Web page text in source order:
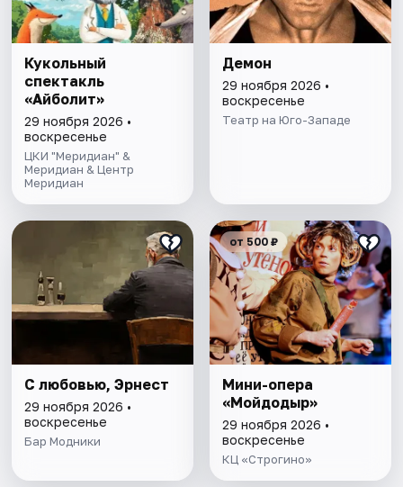
Кукольный
спектакль
«Айболит»
29 ноября 2026 •
воскресенье
ЦКИ "Меридиан" &
Меридиан & Центр
Меридиан
Демон
29 ноября 2026 •
воскресенье
Театр на Юго-Западе
С любовью, Эрнест
29 ноября 2026 •
воскресенье
Бар Модники
от 500 ₽
Мини-опера
«Мойдодыр»
29 ноября 2026 •
воскресенье
КЦ «Строгино»